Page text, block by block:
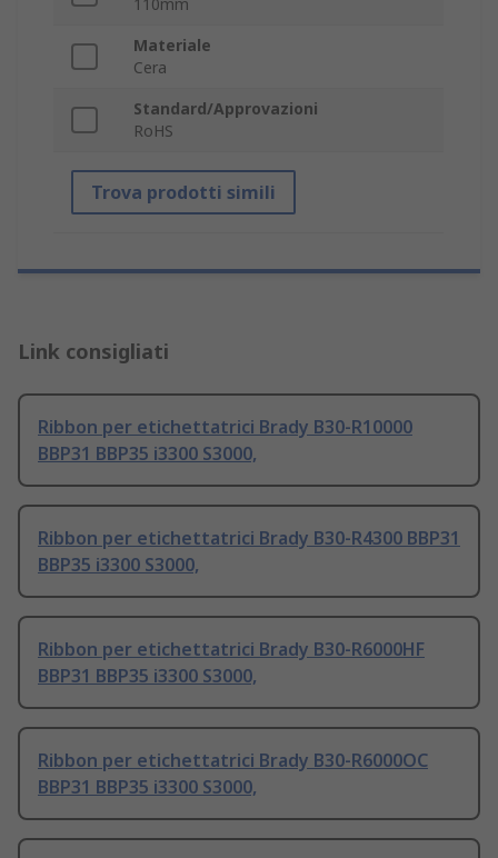
110mm
Materiale
Cera
Standard/Approvazioni
RoHS
Trova prodotti simili
Link consigliati
Ribbon per etichettatrici Brady B30-R10000
BBP31 BBP35 i3300 S3000,
Ribbon per etichettatrici Brady B30-R4300 BBP31
BBP35 i3300 S3000,
Ribbon per etichettatrici Brady B30-R6000HF
BBP31 BBP35 i3300 S3000,
Ribbon per etichettatrici Brady B30-R6000OC
BBP31 BBP35 i3300 S3000,